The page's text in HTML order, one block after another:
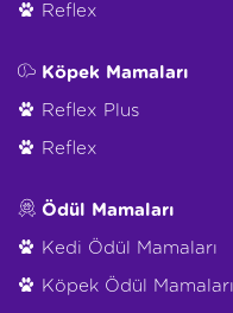
Reflex
Köpek Mamaları
Reflex Plus
Reflex
Ödül Mamaları
Kedi Ödül Mamaları
Köpek Ödül Mamaları